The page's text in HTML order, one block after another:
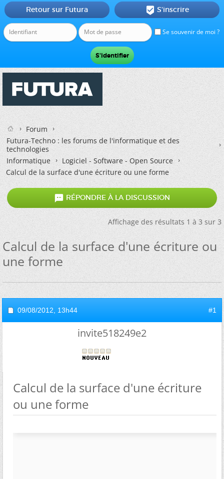
Se souvenir de moi ?
Retour sur Futura  S'inscrire
Forum
Futura-Techno : les forums de l'informatique et des
technologies
Informatique
Logiciel - Software - Open Source
Calcul de la surface d'une écriture ou une forme
 RÉPONDRE À LA DISCUSSION
Affichage des résultats 1 à 3 sur 3
Calcul de la surface d'une écriture ou
une forme
09/08/2012, 13h44 #1
invite518249e2
Calcul de la surface d'une écriture
ou une forme